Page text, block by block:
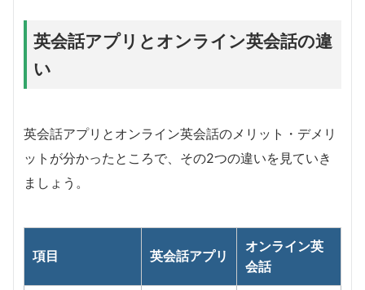
英会話アプリとオンライン英会話の違
い
英会話アプリとオンライン英会話のメリット・デメリ
ットが分かったところで、その2つの違いを見ていき
ましょう。
項目 英会話アプリ
オンライン英
会話